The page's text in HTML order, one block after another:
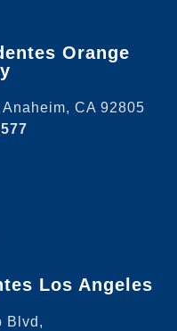
Orange
CA 92805
Los Angeles
Blvd,